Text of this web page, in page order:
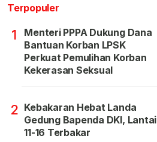
Terpopuler
1
Menteri PPPA Dukung Dana
Bantuan Korban LPSK
Perkuat Pemulihan Korban
Kekerasan Seksual
2 Kebakaran Hebat Landa
Gedung Bapenda DKI, Lantai
11-16 Terbakar